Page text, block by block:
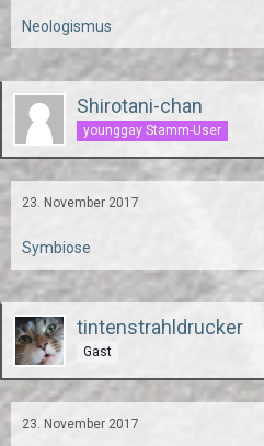
Neologismus
Shirotani-chan
younggay Stamm-User
23. November 2017
Symbiose
tintenstrahldrucker
Gast
23. November 2017